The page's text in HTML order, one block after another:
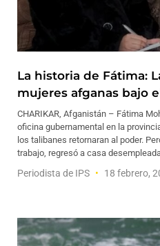
La historia de Fátima:
mujeres afganas bajo
CHARIKAR, Afganistán – Fátima
oficina gubernamental en la
los talibanes retornaran al poder.
trabajo, regresó a casa
Periodista de IPS 18 febrero,